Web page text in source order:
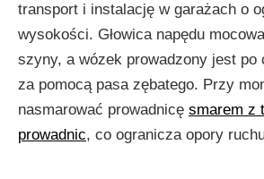
transport i instalację w garażach o
wysokości. Głowica napędu
szyny, a wózek prowadzony jest po
za pomocą pasa zębatego. Przy
nasmarować prowadnicę smarem z
prowadnic, co ogranicza opory